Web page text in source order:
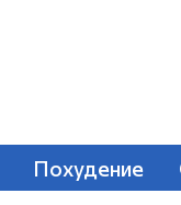
Похудение